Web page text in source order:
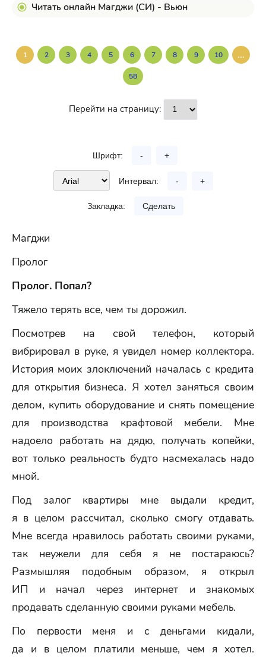
Читать онлайн Магджи (СИ) - Вьюн
1 2 3 4 5 6 7 8 9 10 ...
58
Перейти на страницу:
Шрифт: - +
Интервал: - +
Закладка: Сделать
Магджи
Пролог
Пролог. Попал?
Тяжело терять все, чем ты дорожил.
Посмотрев на свой телефон, который
вибрировал в руке, я увидел номер коллектора.
История моих злоключений началась с кредита
для открытия бизнеса. Я хотел заняться своим
делом, купить оборудование и снять помещение
для производства крафтовой мебели. Мне
надоело работать на дядю, получать копейки,
вот только реальность будто насмехалась надо
мной.
Под залог квартиры мне выдали кредит,
я в целом рассчитал, сколько смогу отдавать.
Мне всегда нравилось работать своими руками,
так неужели для себя я не постараюсь?
Размышляя подобным образом, я открыл
ИП и начал через интернет и знакомых
продавать сделанную своими руками мебель.
По первости меня и с деньгами кидали,
да и в целом платили меньше, чем я хотел.